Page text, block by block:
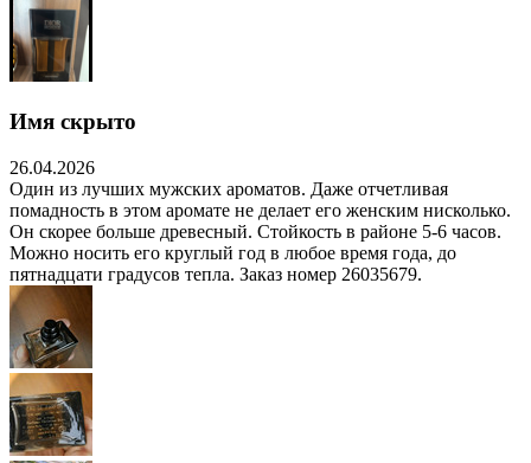
Имя скрыто
26.04.2026
Один из лучших мужских ароматов. Даже отчетливая
помадность в этом аромате не делает его женским нисколько.
Он скорее больше древесный. Стойкость в районе 5-6 часов.
Можно носить его круглый год в любое время года, до
пятнадцати градусов тепла. Заказ номер 26035679.